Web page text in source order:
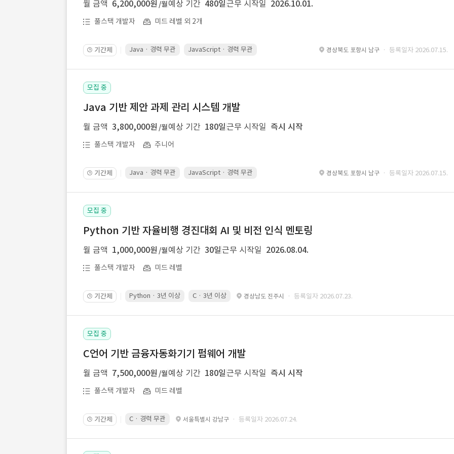
월 금액 6,200,000원 /월예상 기간 480일 근무 시작일 2026.10.01.
풀스택 개발자 미드 레벨 외 2개
🕒 기간제 Java · 경력 무관 JavaScript · 경력 무관 Spring Boot · 경력 무관 Spring · 경력 무관 MyBatis · 경력
경상북도 포항시 남구 · 등록일자 2026.07.15.
모집 중
Java 기반 제안 과제 관리 시스템 개발
월 금액 3,800,000원 /월예상 기간 180일 근무 시작일 즉시 시작
풀스택 개발자 주니어
🕒 기간제 Java · 경력 무관 JavaScript · 경력 무관 경상북도 포항시 남구 · 등록일자 2026.07.15.
모집 중
Python 기반 자율비행 경진대회 AI 및 비전 인식 멘토링
월 금액 1,000,000원 /월예상 기간 30일 근무 시작일 2026.08.04.
풀스택 개발자 미드 레벨
🕒 기간제 Python · 3년 이상 C · 3년 이상 경상남도 진주시 · 등록일자 2026.07.23.
모집 중
C언어 기반 금융자동화기기 펌웨어 개발
월 금액 7,500,000원 /월예상 기간 180일 근무 시작일 즉시 시작
풀스택 개발자 미드 레벨
🕒 기간제 C · 경력 무관 서울특별시 강남구 · 등록일자 2026.07.24.